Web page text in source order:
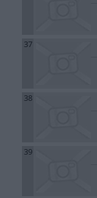
37
38
39